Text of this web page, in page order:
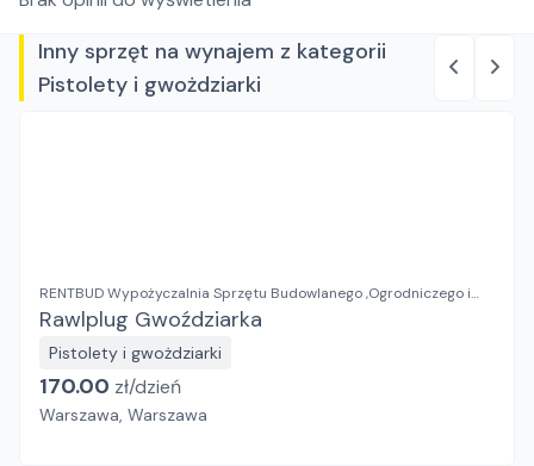
Inny sprzęt na wynajem z kategorii
Pistolety i gwożdziarki
RENTBUD Wypożyczalnia Sprzętu Budowlanego ,Ogrodniczego i
Elektronarzędzi
Rawlplug Gwoździarka
Pistolety i gwożdziarki
170.00 zł/dzień
Warszawa, Warszawa